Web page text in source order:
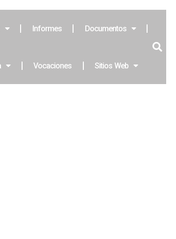
Informes Documentos
Vocaciones Sitios Web